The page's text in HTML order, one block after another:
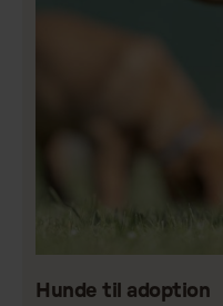
Hunde til adoption